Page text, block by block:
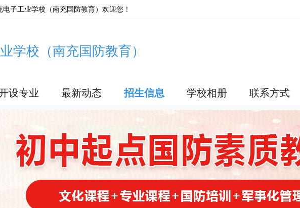
电子工业学校（南充国防教育） 欢迎您！
学校（南充国防教育）
设专业 最新动态 招生信息 学校相册 联系方式